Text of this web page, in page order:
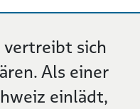
sich
Als einer
einlädt,